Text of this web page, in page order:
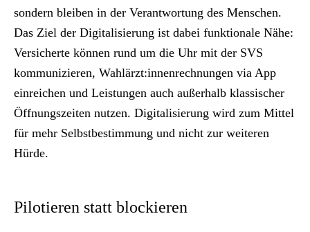
sondern bleiben in der Verantwortung des Menschen.
Das Ziel der Digitalisierung ist dabei funktionale Nähe:
Versicherte können rund um die Uhr mit der SVS
kommunizieren, Wahlärzt:innenrechnungen via App
einreichen und Leistungen auch außerhalb klassischer
Öffnungszeiten nutzen. Digitalisierung wird zum Mittel
für mehr Selbstbestimmung und nicht zur weiteren
Hürde.
Pilotieren statt blockieren